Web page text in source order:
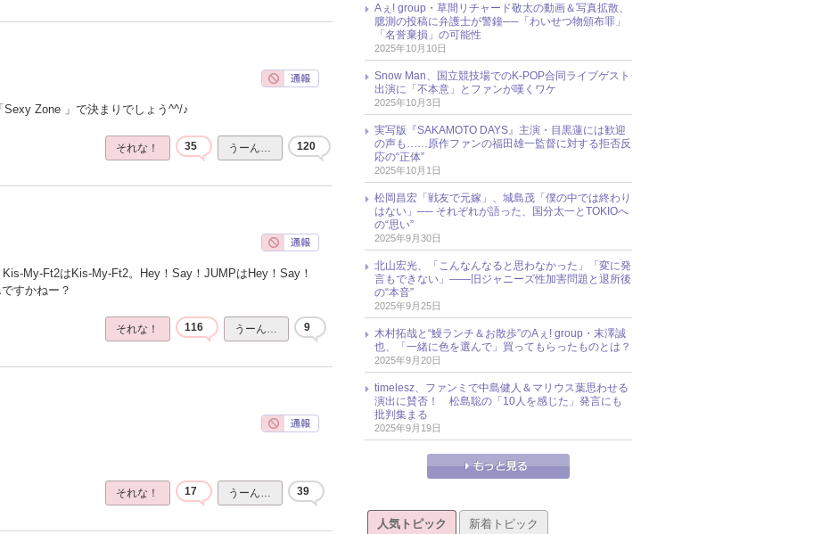
Sexy Zone 」で決まりでしょう^^/♪
それな！ 35 うーん… 120
My-Ft2はKis-My-Ft2。Hey！Say！JUMPはHey！Say！
すかねー？
それな！ 116 うーん… 9
それな！ 17 うーん… 39
Aぇ! group・草間リチャード敬太の動画＆写真拡散、
臆測の投稿に弁護士が警鐘──「わいせつ物頒布罪」
「名誉棄損」の可能性
2025年10月10日
Snow Man、国立競技場でのK-POP合同ライブゲスト
出演に「不本意」とファンが嘆くワケ
2025年10月3日
実写版『SAKAMOTO DAYS』主演・目黒蓮には歓迎
の声も……原作ファンの福田雄一監督に対する拒否反
応の“正体”
2025年10月1日
松岡昌宏「戦友で元嫁」、城島茂「僕の中では終わり
はない」── それぞれが語った、国分太一とTOKIOへ
の“思い”
2025年9月30日
北山宏光、「こんなんなると思わなかった」「変に発
言もできない」――旧ジャニーズ性加害問題と退所後
の“本音”
2025年9月25日
木村拓哉と“鰻ランチ＆お散歩”のAぇ! group・末澤誠
也、「一緒に色を選んで」買ってもらったものとは？
2025年9月20日
timelesz、ファンミで中島健人＆マリウス葉思わせる
演出に賛否！ 松島聡の「10人を感じた」発言にも
批判集まる
2025年9月19日
人気トピック 新着トピック